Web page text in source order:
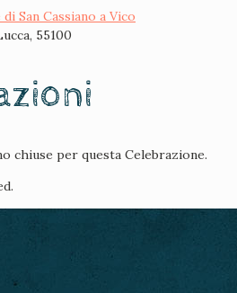
San Cassiano a Vico
55100
chiuse per questa Celebrazione.